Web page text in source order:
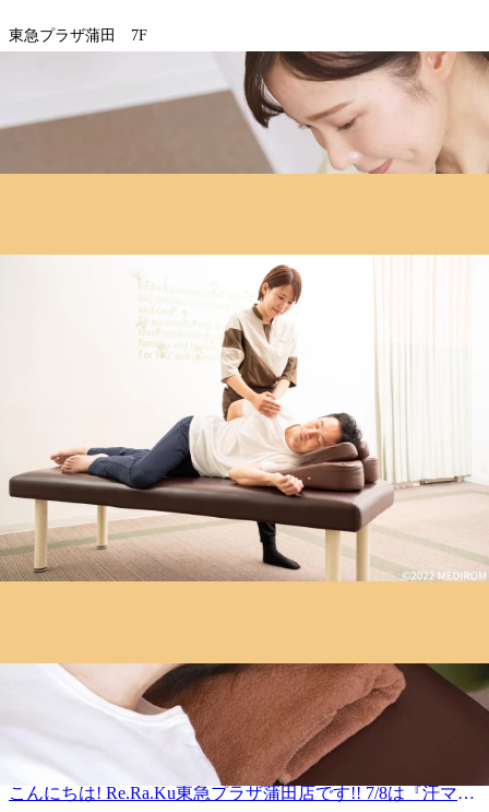
東急プラザ蒲田 7F
＝＝＝＝＝＝＝＝＝＝＝＝＝＝＝＝
WEB予約する
最近のブログ
7月24日(金) のご案内状況☆彡
こんにちは! Re.Ra.Ku東急プラザ蒲田店です!! 今日は『スポ
ーツアロマの日』☆彡2020年（令和2年）のこの日にスポー
ツの祭典「東京オリンピック」が開幕する予定だったことか
目的です。アロマテラピーに使用される精油の薬理成分は、
皮膚を介して身体に作用すると言われています。 ケガ予防:
運動前に筋肉や腱を柔らかくし、体を動きやすくする 疲労
回復: 運動後の緊張した筋肉をほぐし、疲労の蓄積を防ぐ リ
ラックス: 精油の香りとマッサージで神経を落ち着かせ、メ
ンタルを整える 当店ではフットケアで３種類のオイルを、
2026.07.24
こんにちは! Re.Ra.Ku東急プラザ蒲田店です!! 梅雨も明けて
花火大会の開催も増えますね(^^)/ 花火には無病息災と魂の
癒しを神に願うという意味があるとされていますが、心身に
も様々な良い効果をもたらすといわれています。 花火の光
や音や揺らぎには、人間の心臓の鼓動と同じリズムであった
り、「1/fゆらぎ」のリラックス効果が含まれており、心地
よさを生み出します。 また、大輪の花火を見上げることで
7月8日(水) 本日のご案内状況☆彡
こんにちは! Re.Ra.Ku東急プラザ蒲田店です!! 7/8は『汗マネ